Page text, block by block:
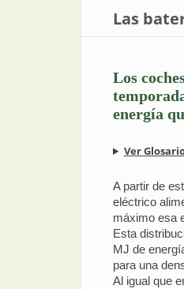
Las
Los
energía
Ver
A partir de
eléctrico
máximo esa
Esta
MJ de
para una
Al igual que